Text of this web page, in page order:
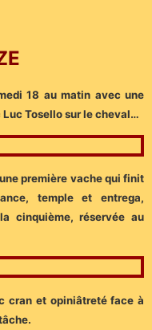
18 au matin avec une
Tosello sur le cheval…
première vache qui finit
temple et entrega,
cinquième, réservée au
cran et opiniâtreté face à